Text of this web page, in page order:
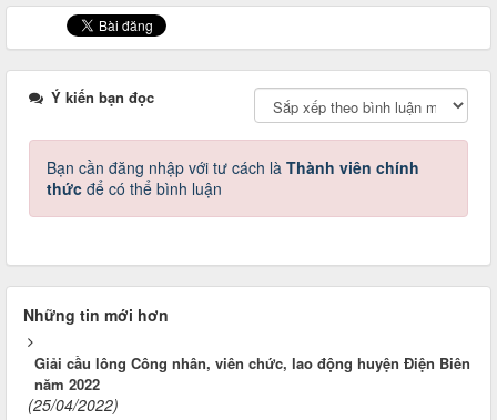
Ý kiến bạn đọc
Bạn cần đăng nhập với tư cách là Thành viên chính
thức để có thể bình luận
Những tin mới hơn
Giải cầu lông Công nhân, viên chức, lao động huyện Điện Biên
năm 2022
(25/04/2022)